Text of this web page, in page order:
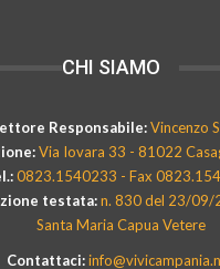
CHI SIAMO
Responsabile:Vincenzo
Via Iovara 33 - 81022
0823.1540233 - Fax
testata:n. 830 del 23/09/
Santa Maria Capua Vetere
Contattaci: